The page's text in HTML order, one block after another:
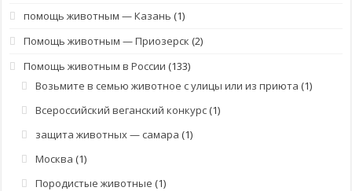
помощь животным — Казань (1)
Помощь животным — Приозерск (2)
Помощь животным в России (133)
Возьмите в семью животное с улицы или из приюта (1)
Всероссийский веганский конкурс(1)
защита животных — самара (1)
Москва (1)
Породистые животные (1)